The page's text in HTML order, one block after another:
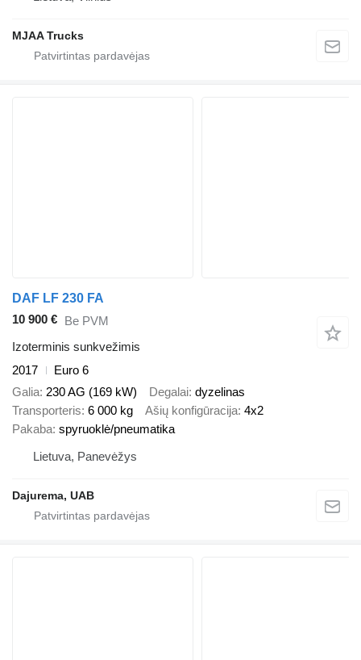
MJAA Trucks
DAF LF 230 FA
10 900 € Be PVM
Izoterminis sunkvežimis
2017
Euro 6
Galia 230 AG (169 kW) Degalai dyzelinas
Transporteris 6 000 kg Ašių konfigūracija 4x2
Pakaba spyruoklė/pneumatika
Lietuva, Panevėžys
Dajurema, UAB